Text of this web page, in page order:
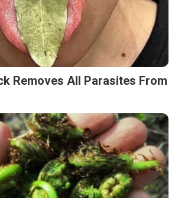
Removes All Parasites From